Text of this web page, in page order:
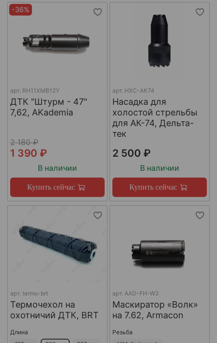
-36%
арт. RH11XMB12Y
ДТК "Штурм - 47"
7,62, AKademia
2 180 ₽
1 390 ₽
В наличии
Купить сейчас
арт. НХС-АК74
Насадка для
холостой стрельбы
для АК-74, Дельта-
тек
2 500 ₽
В наличии
Купить сейчас
арт. termo-brt
Термочехол на
охотничий ДТК, BRT
Длина
арт. AAD-FH-W3
Маскиратор «Волк»
на 7.62, Armacon
Резьба